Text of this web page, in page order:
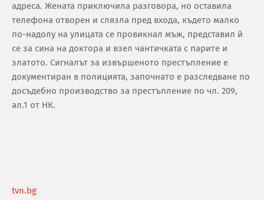
адреса. Жената приключила разговора, но оставила
телефона отворен и слязла пред входа, където малко
по-надолу на улицата се провикнал мъж, представил й
се за сина на доктора и взел чантичката с парите и
златото. Сигналът за извършеното престъпление е
документиран в полицията, започнато е разследване по
досъдебно производство за престъпление по чл. 209,
ал.1 от НК.
tvn.bg